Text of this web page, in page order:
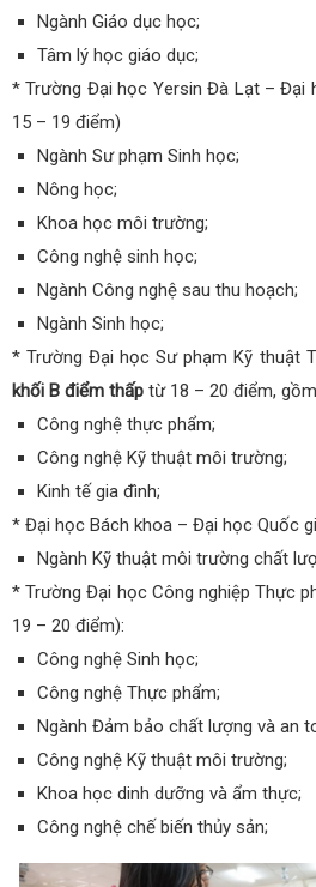
Ngành Giáo dục học;
Tâm lý học giáo dục;
* Trường Đại học Yersin Đà Lạt – Đại
15 – 19 điểm)
Ngành Sư phạm Sinh học;
Nông học;
Khoa học môi trường;
Công nghệ sinh học;
Ngành Công nghệ sau thu hoạch;
Ngành Sinh học;
* Trường Đại học Sư phạm Kỹ thuật
khối B điểm thấp từ 18 – 20 điểm,
Công nghệ thực phẩm;
Công nghệ Kỹ thuật môi trường;
Kinh tế gia đình;
* Đại học Bách khoa – Đại học Quốc
Ngành Kỹ thuật môi trường chất
* Trường Đại học Công nghiệp Thực
19 – 20 điểm):
Công nghệ Sinh học;
Công nghệ Thực phẩm;
Ngành Đảm bảo chất lượng và an
Công nghệ Kỹ thuật môi trường;
Khoa học dinh dưỡng và ẩm thực;
Công nghệ chế biến thủy sản;